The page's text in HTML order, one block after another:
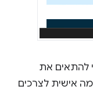
להתאים את
אישית לצרכים